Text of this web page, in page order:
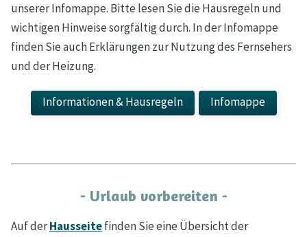
unserer Infomappe. Bitte lesen Sie die Hausregeln und
wichtigen Hinweise sorgfältig durch. In der Infomappe
finden Sie auch Erklärungen zur Nutzung des Fernsehers
und der Heizung.
Informationen & Hausregeln Infomappe
- Urlaub vorbereiten -
Auf derHausseitefinden Sie eine Übersicht der